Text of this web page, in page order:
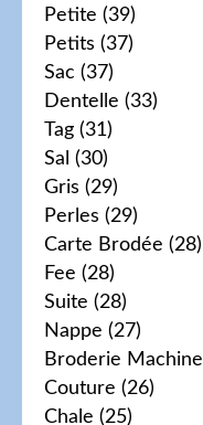
Petite (39)
Petits (37)
Sac (37)
Dentelle (33)
Tag (31)
Sal (30)
Gris (29)
Perles (29)
Carte Brodée (28)
Fee (28)
Suite (28)
Nappe (27)
Broderie Machine
Couture (26)
Chale (25)